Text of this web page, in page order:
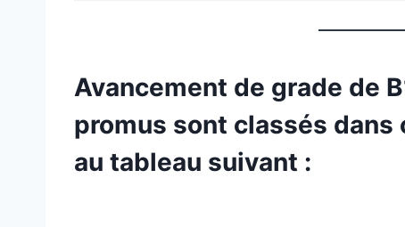
Avancement de grade de
promus sont classés
au tableau suivant :